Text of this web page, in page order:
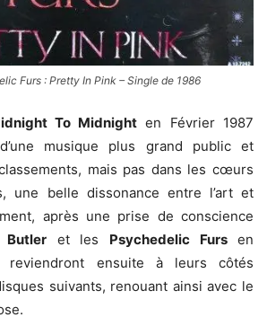
Furs : Pretty In Pink – Single de 1986
To Midnight en Février 1987
musique plus grand public et
mais pas dans les cœurs
une belle dissonance entre l’art et
après une prise de conscience
Butleret les Psychedelic Fursen
reviendront ensuite à leurs côtés
suivants, renouant ainsi avec le